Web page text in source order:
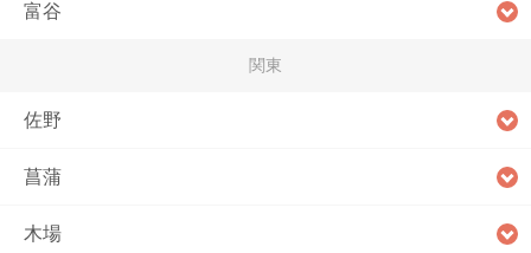
富谷
関東
佐野
菖蒲
木場